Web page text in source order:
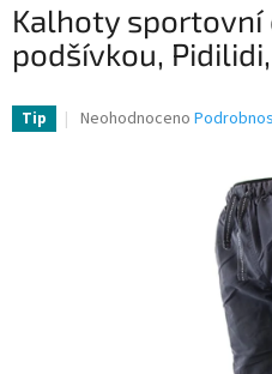
Kalhoty sportovní
podšívkou,
Tip
Průměrné
Neohodnoceno